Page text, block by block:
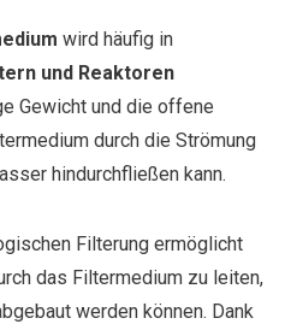
wird häufig in
und Reaktoren
Gewicht und die offene
durch die Strömung
hindurchfließen kann.
Filterung ermöglicht
das Filtermedium zu leiten,
werden können. Dank